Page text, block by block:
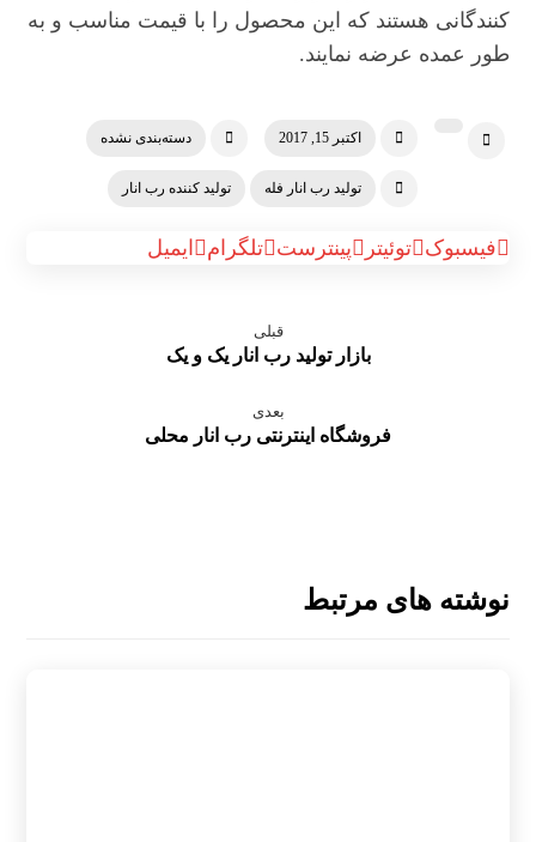
کنندگانی هستند که این محصول را با قیمت مناسب و به
طور عمده عرضه نمایند.
اکتبر 15, 2017 دسته‌بندی نشده
تولید رب انار فله تولید کننده رب انار
فیسبوک توئیتر پینترست تلگرام ایمیل
قبلی
بازار تولید رب انار یک و یک
بعدی
فروشگاه اینترنتی رب انار محلی
نوشته های مرتبط